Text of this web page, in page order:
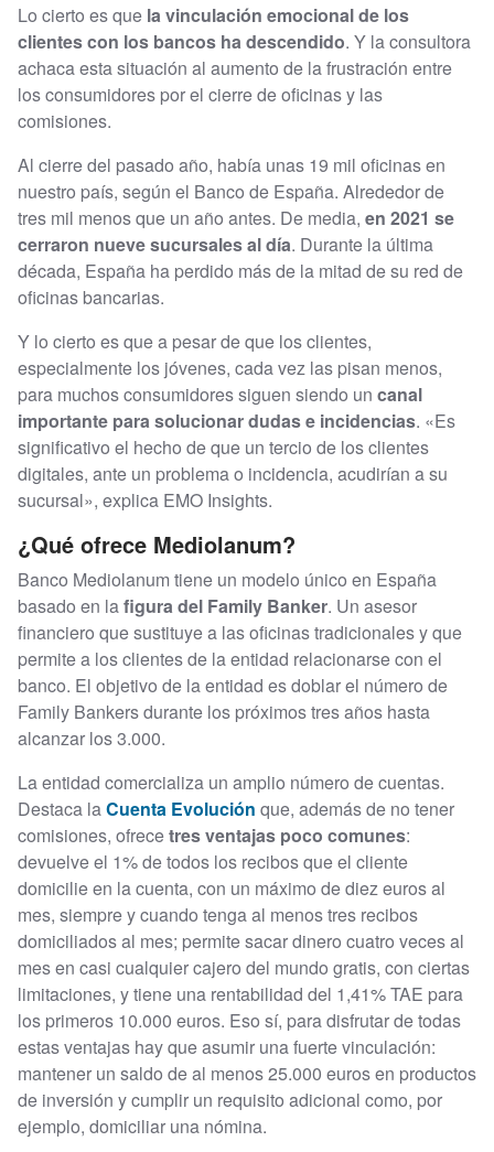
Lo cierto es que la vinculación emocional de los
clientes con los bancos ha descendido. Y la consultora
achaca esta situación al aumento de la frustración entre
los consumidores por el cierre de oficinas y las
comisiones.
Al cierre del pasado año, había unas 19 mil oficinas en
nuestro país, según el Banco de España. Alrededor de
tres mil menos que un año antes. De media, en 2021 se
cerraron nueve sucursales al día. Durante la última
década, España ha perdido más de la mitad de su red de
oficinas bancarias.
Y lo cierto es que a pesar de que los clientes,
especialmente los jóvenes, cada vez las pisan menos,
para muchos consumidores siguen siendo un canal
importante para solucionar dudas e incidencias. «Es
significativo el hecho de que un tercio de los clientes
digitales, ante un problema o incidencia, acudirían a su
sucursal», explica EMO Insights.
¿Qué ofrece Mediolanum?
Banco Mediolanum tiene un modelo único en España
basado en lafigura del Family Banker. Un asesor
financiero que sustituye a las oficinas tradicionales y que
permite a los clientes de la entidad relacionarse con el
banco. El objetivo de la entidad es doblar el número de
Family Bankers durante los próximos tres años hasta
alcanzar los 3.000.
La entidad comercializa un amplio número de cuentas.
Destaca laCuenta Evolución que, además de no tener
comisiones, ofrecetres ventajas poco comunes:
devuelve el 1% de todos los recibos que el cliente
domicilie en la cuenta, con un máximo de diez euros al
mes, siempre y cuando tenga al menos tres recibos
domiciliados al mes; permite sacar dinero cuatro veces al
mes en casi cualquier cajero del mundo gratis, con ciertas
limitaciones, y tiene una rentabilidad del 1,41% TAE para
los primeros 10.000 euros. Eso sí, para disfrutar de todas
estas ventajas hay que asumir una fuerte vinculación:
mantener un saldo de al menos 25.000 euros en productos
de inversión y cumplir un requisito adicional como, por
ejemplo, domiciliar una nómina.